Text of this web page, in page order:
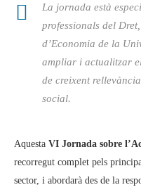
La jornada està
professionals del
d’Economia de la
ampliar i actualitzar
de creixent
social.
Aquesta VI Jornada sobre
recorregut complet pels
sector, i abordarà des de la